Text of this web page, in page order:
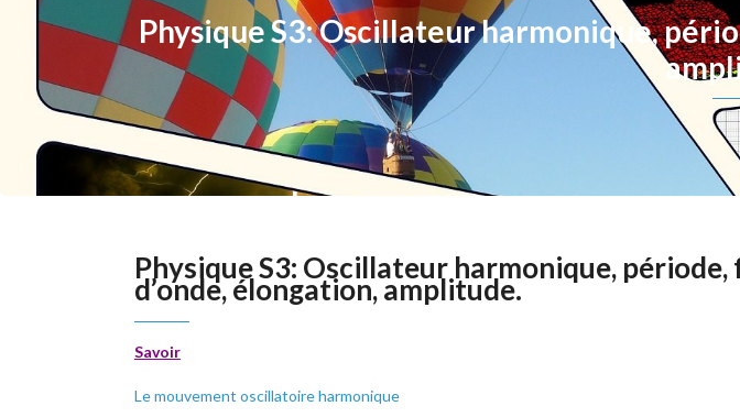
Physique S3: Oscillateur harmonique,
Physique S3: Oscillateur harmonique,
d’onde, élongation, amplitude.
Savoir
Le mouvement oscillatoire harmonique